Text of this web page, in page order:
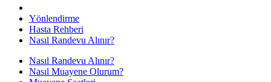
Yönlendirme
Hasta Rehberi
Nasıl Randevu Alınır?
Nasıl Randevu Alınır?
Nasıl Muayene Olurum?